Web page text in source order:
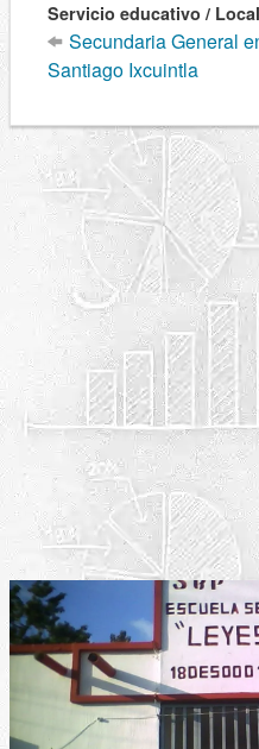
Servicio educativo /
Secundaria General
Santiago Ixcuintla